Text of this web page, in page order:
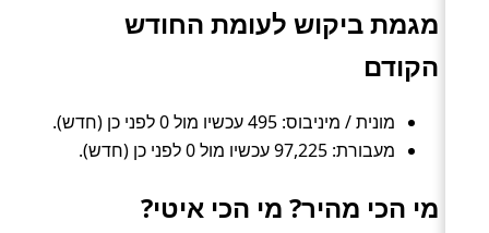
מגמת ביקוש לעומת החודש
הקודם
מונית / מיניבוס: 495 עכשיו מול 0 לפני כן (חדש).
מעבורת: 97,225 עכשיו מול 0 לפני כן (חדש).
מי הכי מהיר? מי הכי איטי?